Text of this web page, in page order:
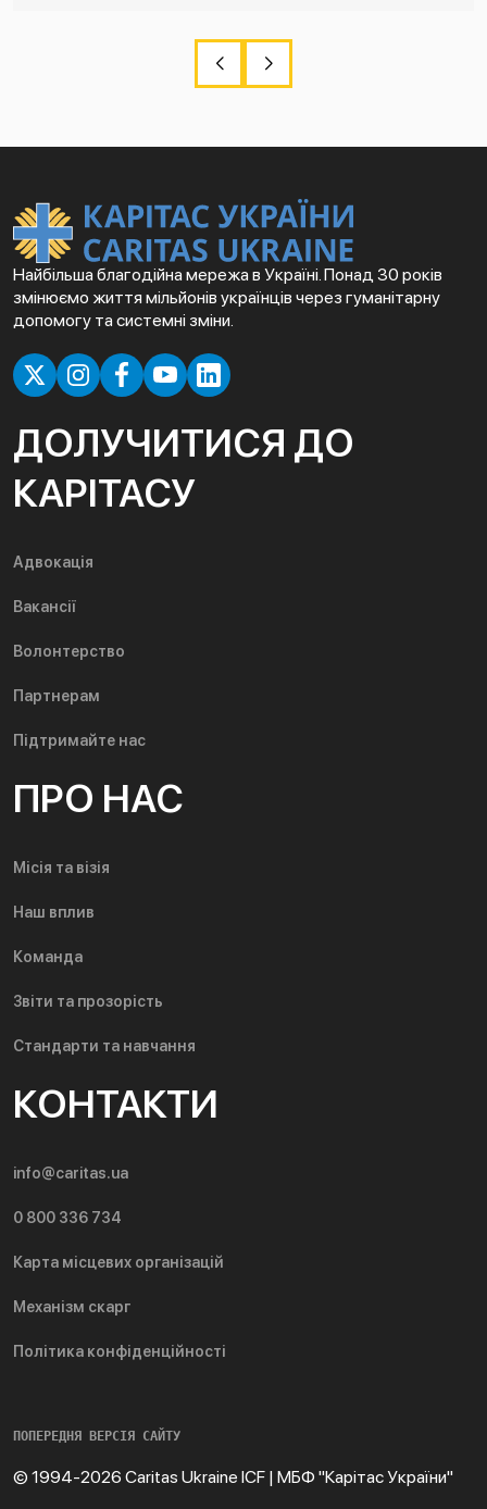
Найбільша благодійна мережа в Україні. Понад 30 років
змінюємо життя мільйонів українців через гуманітарну
допомогу та системні зміни.
ДОЛУЧИТИСЯ ДО
КАРІТАСУ
Адвокація
Вакансії
Волонтерство
Партнерам
Підтримайте нас
ПРО НАС
Місія та візія
Наш вплив
Команда
Звіти та прозорість
Стандарти та навчання
КОНТАКТИ
info@caritas.ua
0 800 336 734
Карта місцевих організацій
Механізм скарг
Політика конфіденційності
ПОПЕРЕДНЯ ВЕРСІЯ САЙТУ
© 1994-2026 Caritas Ukraine ICF | МБФ "Карітас України"